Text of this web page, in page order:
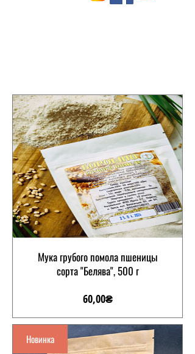
Мука грубого помола пшеницы
сорта "Белява", 500 г
60,00₴Цена
Новинка